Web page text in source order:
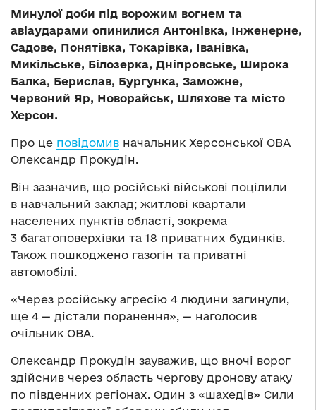
Минулої доби під ворожим вогнем та
авіаударами опинилися Антонівка, Інженерне,
Садове, Понятівка, Токарівка, Іванівка,
Микільське, Білозерка, Дніпровське, Широка
Балка, Берислав, Бургунка, Заможне,
Червоний Яр, Новорайськ, Шляхове та місто
Херсон.
Про це повідомив начальник Херсонської ОВА
Олександр Прокудін.
Він зазначив, що російські військові поцілили
в навчальний заклад; житлові квартали
населених пунктів області, зокрема
3 багатоповерхівки та 18 приватних будинків.
Також пошкоджено газогін та приватні
автомобілі.
«Через російську агресію 4 людини загинули,
ще 4 — дістали поранення», — наголосив
очільник ОВА.
Олександр Прокудін зауважив, що вночі ворог
здійснив через область чергову дронову атаку
по південних регіонах. Один з «шахедів» Сили